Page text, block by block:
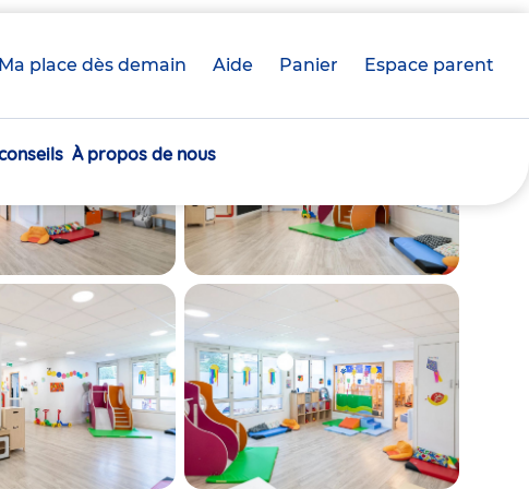
Ma place dès demain Aide Panier crèche(s)
Espace parent
À propos de nous